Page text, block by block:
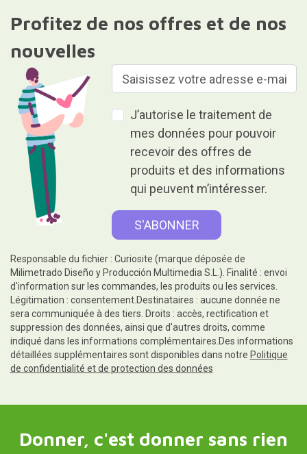
Profitez de nos offres et de nos
nouvelles
J’autorise le traitement de
mes données pour pouvoir
recevoir des offres de
produits et des informations
qui peuvent m’intéresser.
Responsable du fichier : Curiosite (marque déposée de
Milimetrado Diseño y Producción Multimedia S.L.). Finalité : envoi
d'information sur les commandes, les produits ou les services.
Légitimation : consentement.Destinataires : aucune donnée ne
sera communiquée à des tiers. Droits : accès, rectification et
suppression des données, ainsi que d'autres droits, comme
indiqué dans les informations complémentaires.Des informations
détaillées supplémentaires sont disponibles dans notre Politique
de confidentialité et de protection des données
Donner, c'est donner sans rien